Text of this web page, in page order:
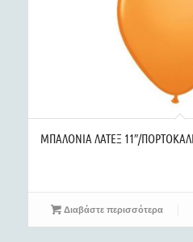
ΜΠΑΛΟΝΙΑ ΛΑΤΕΞ 11″/
Διαβάστε περισσότερα